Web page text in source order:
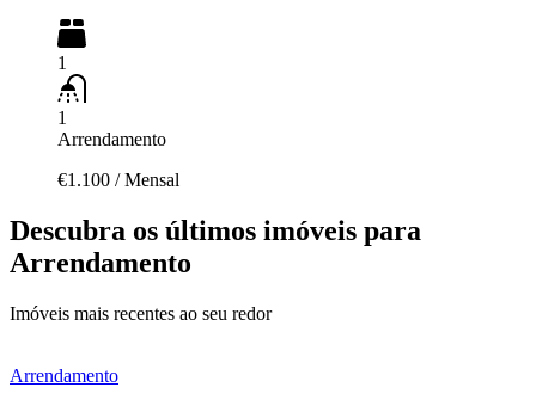
1
1
Arrendamento
€1.100 / Mensal
Descubra os últimos imóveis para
Arrendamento
Imóveis mais recentes ao seu redor
Arrendamento